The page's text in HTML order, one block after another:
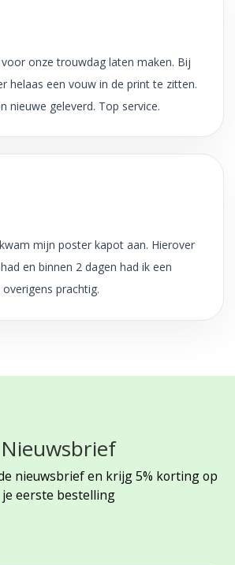
onze trouwdag laten maken. Bij
helaas een vouw in de print te zitten.
nieuwe geleverd. Top service.
mijn poster kapot aan. Hierover
en binnen 2 dagen had ik een
prachtig.
Nieuwsbrief
nieuwsbrief en krijg 5% korting op
je eerste bestelling